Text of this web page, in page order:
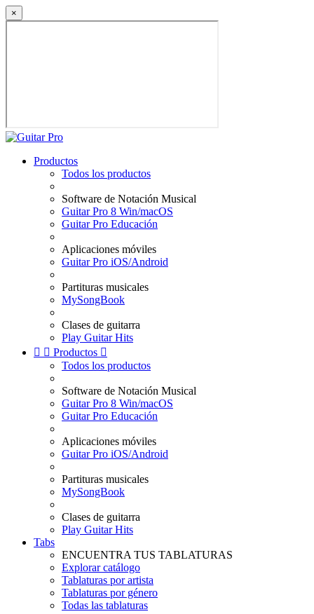
×
Productos
Todos los productos
Software de Notación Musical
Guitar Pro 8 Win/macOS
Guitar Pro Educación
Aplicaciones móviles
Guitar Pro iOS/Android
Partituras musicales
MySongBook
Clases de guitarra
Play Guitar Hits
  Productos 
Todos los productos
Software de Notación Musical
Guitar Pro 8 Win/macOS
Guitar Pro Educación
Aplicaciones móviles
Guitar Pro iOS/Android
Partituras musicales
MySongBook
Clases de guitarra
Play Guitar Hits
Tabs
ENCUENTRA TUS TABLATURAS
Explorar catálogo
Tablaturas por artista
Tablaturas por género
Todas las tablaturas